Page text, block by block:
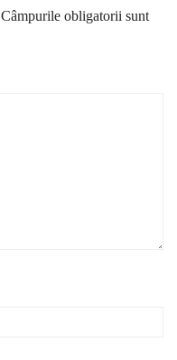
Câmpurile obligatorii sunt